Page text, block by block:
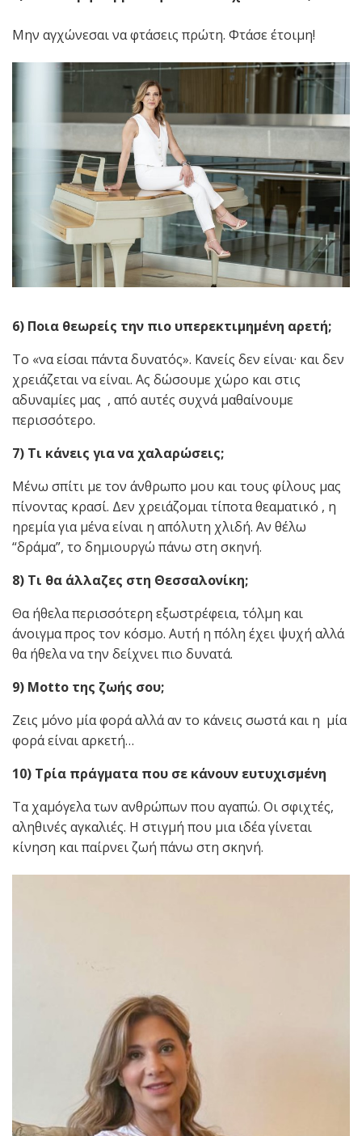
Μην αγχώνεσαι να φτάσεις πρώτη. Φτάσε έτοιμη!
6) Ποια θεωρείς την πιο υπερεκτιμημένη αρετή;
Το «να είσαι πάντα δυνατός». Κανείς δεν είναι· και δεν
χρειάζεται να είναι. Ας δώσουμε χώρο και στις
αδυναμίες μας , από αυτές συχνά μαθαίνουμε
περισσότερο.
7) Τι κάνεις για να χαλαρώσεις;
Μένω σπίτι με τον άνθρωπο μου και τους φίλους μας
πίνοντας κρασί. Δεν χρειάζομαι τίποτα θεαματικό , η
ηρεμία για μένα είναι η απόλυτη χλιδή. Αν θέλω
“δράμα”, το δημιουργώ πάνω στη σκηνή.
8) Τι θα άλλαζες στη Θεσσαλονίκη;
Θα ήθελα περισσότερη εξωστρέφεια, τόλμη και
άνοιγμα προς τον κόσμο. Αυτή η πόλη έχει ψυχή αλλά
θα ήθελα να την δείχνει πιο δυνατά.
9) Motto της ζωής σου;
Ζεις μόνο μία φορά αλλά αν το κάνεις σωστά και η μία
φορά είναι αρκετή…
10) Τρία πράγματα που σε κάνουν ευτυχισμένη
Τα χαμόγελα των ανθρώπων που αγαπώ. Οι σφιχτές,
αληθινές αγκαλιές. Η στιγμή που μια ιδέα γίνεται
κίνηση και παίρνει ζωή πάνω στη σκηνή.